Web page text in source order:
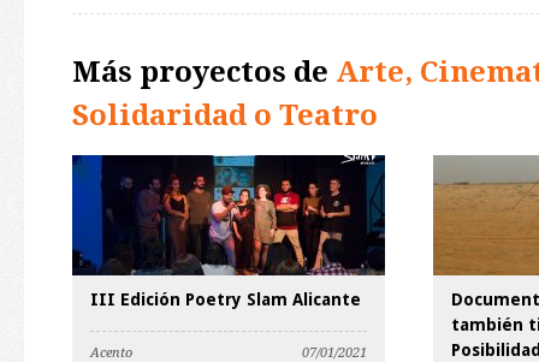
Más proyectos de Arte,
Solidaridad o Teatro
III Edición Poetry Slam Alicante
Acento 07/01/2021
también